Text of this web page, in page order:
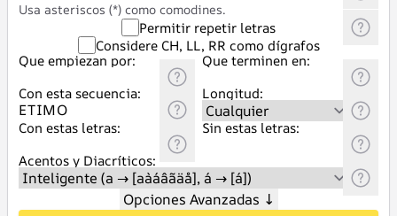
Usa asteriscos (*) como comodines.
Permitir repetir letras
Considere CH, LL, RR como dígrafos
Que empiezan por:
Que terminen en:
Con esta secuencia:
Longitud:
Con estas letras:
Sin estas letras:
Acentos y Diacríticos:
Opciones Avanzadas ↓